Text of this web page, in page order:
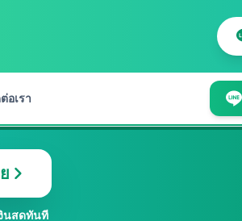
อเรา
นสดทันที